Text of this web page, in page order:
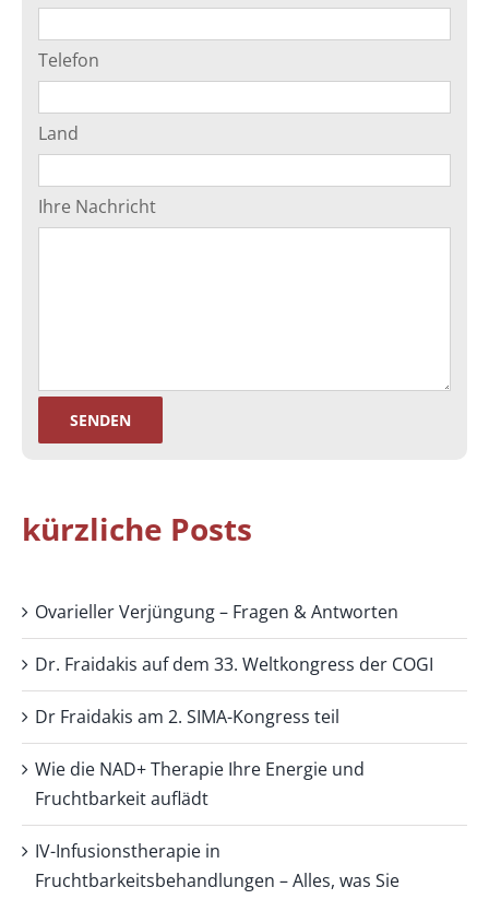
Telefon
Land
Ihre Nachricht
kürzliche Posts
Ovarieller Verjüngung – Fragen & Antworten
Dr. Fraidakis auf dem 33. Weltkongress der COGI
Dr Fraidakis am 2. SIMA-Kongress teil
Wie die NAD+ Therapie Ihre Energie und
Fruchtbarkeit auflädt
IV-Infusionstherapie in
Fruchtbarkeitsbehandlungen – Alles, was Sie